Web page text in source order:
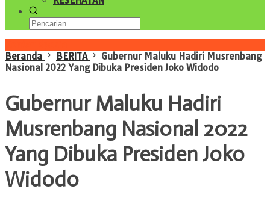
Beranda
BERITA
Gubernur Maluku Hadiri Musrenbang
Nasional 2022 Yang Dibuka Presiden Joko Widodo
Gubernur Maluku Hadiri
Musrenbang Nasional 2022
Yang Dibuka Presiden Joko
Widodo